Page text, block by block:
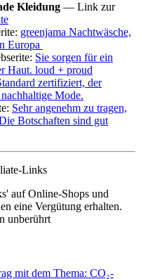
Kleidung — Link zur
greenjama Nachtwäsche,
Europa
Sie sorgen für ein
Haut. loud + proud
zertifiziert, der
Mode.
Sehr angenehm zu tragen,
Botschaften sind gut
Links
auf Online-Shops und
eine Vergütung erhalten.
unberührt